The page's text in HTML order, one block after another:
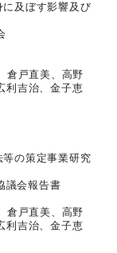
及ぼす影響及び
倉戸直美、高野
利吉治、金子恵
の策定事業研究
議会報告書
倉戸直美、高野
利吉治、金子恵